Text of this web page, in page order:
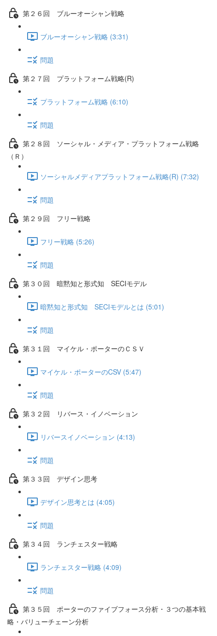
第２６回 ブルーオーシャン戦略
ブルーオーシャン戦略 (3:31)
問題
第２７回 プラットフォーム戦略(R)
プラットフォーム戦略 (6:10)
問題
第２８回 ソーシャル・メディア・プラットフォーム戦略
（Ｒ）
ソーシャルメディアプラットフォーム戦略(R) (7:32)
問題
第２９回 フリー戦略
フリー戦略 (5:26)
問題
第３０回 暗黙知と形式知 SECIモデル
暗黙知と形式知 SECIモデルとは (5:01)
問題
第３１回 マイケル・ポーターのＣＳＶ
マイケル・ポーターのCSV (5:47)
問題
第３２回 リバース・イノベーション
リバースイノベーション (4:13)
問題
第３３回 デザイン思考
デザイン思考とは (4:05)
問題
第３４回 ランチェスター戦略
ランチェスター戦略 (4:09)
問題
第３５回 ポーターのファイブフォース分析・３つの基本戦
略・バリューチェーン分析